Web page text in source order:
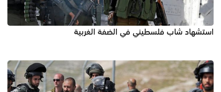
استشهاد شاب فلسطيني في الضفة الغربية